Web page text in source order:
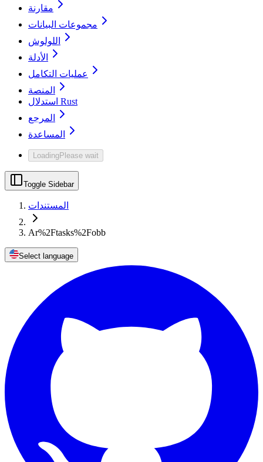
مقارنة
مجموعات البيانات
اللولوش
الأدلة
عمليات التكامل
المنصة
استدلال Rust
المرجع
المساعدة
LoadingPlease wait
Toggle Sidebar
المستندات
Ar%2Ftasks%2Fobb
Select language